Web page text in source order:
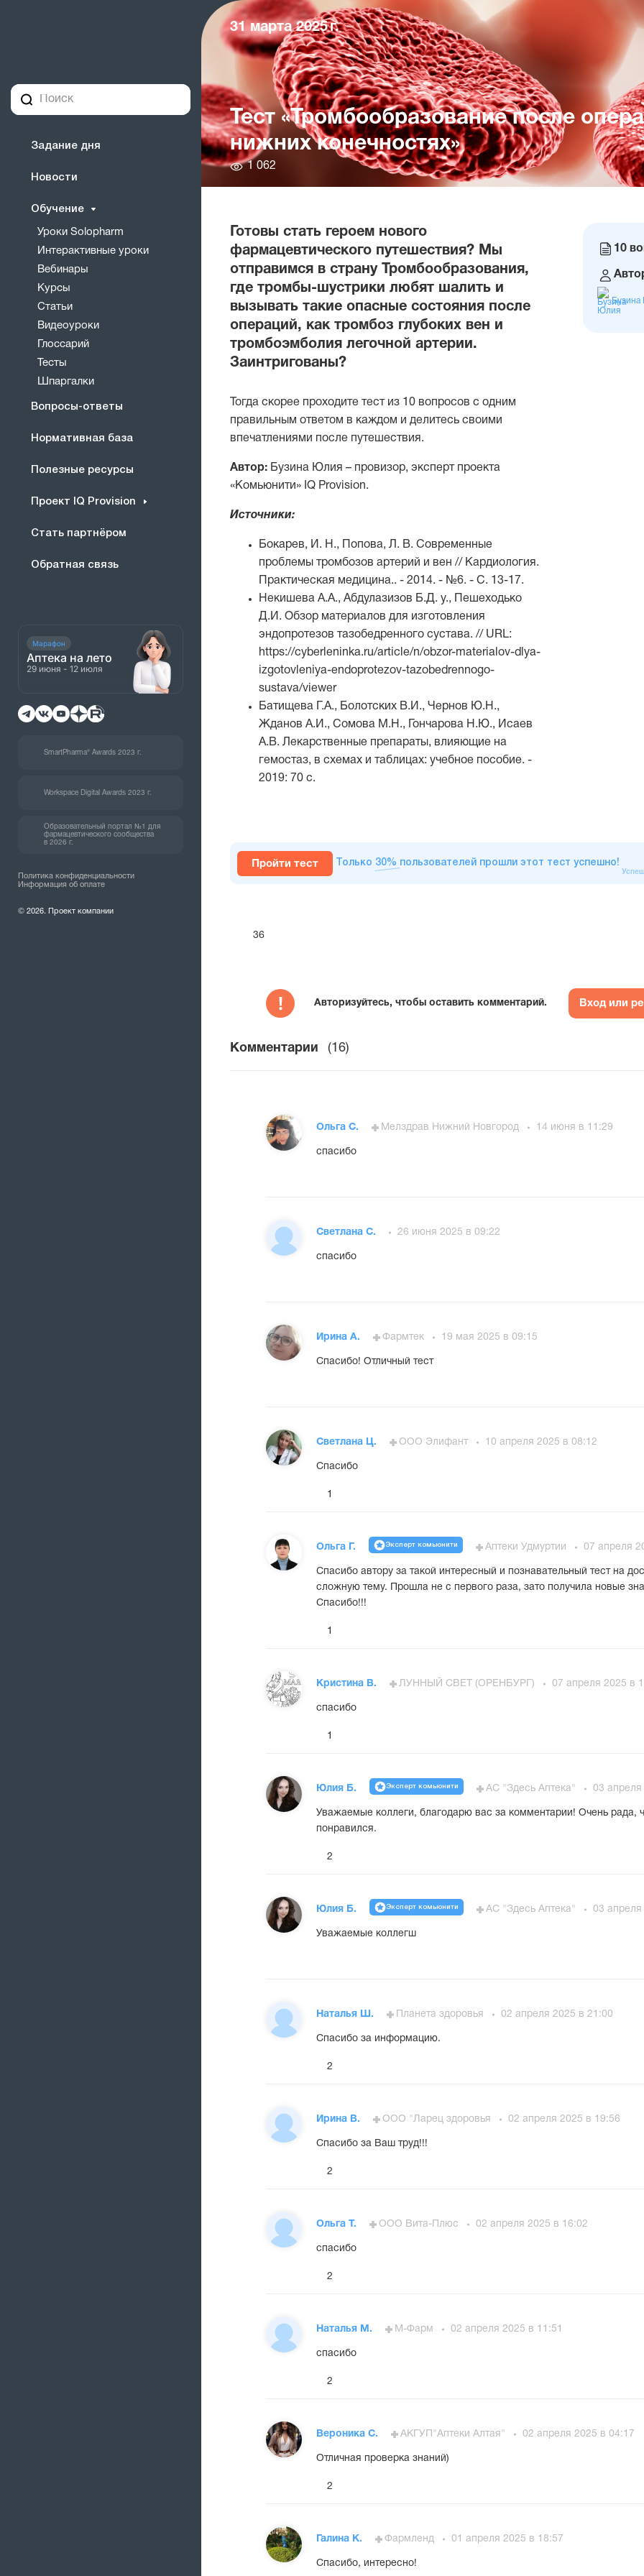
Задание дня
Новости
Обучение
Уроки Solopharm
Интерактивные уроки
Вебинары
Курсы
Статьи
Видеоуроки
Глоссарий
Тесты
Шпаргалки
Вопросы-ответы
Нормативная база
Полезные ресурсы
Проект IQ Provision
Стать партнёром
Обратная связь
Марафон
Аптека на лето
29 июня - 12 июля
SmartPharma® Awards 2023 г.
Workspace Digital Awards 2023 г.
Образовательный портал №1 для
фармацевтического сообщества
в 2026 г.
Политика конфиденциальности
Информация об оплате
© 2026. Проект компании
31 марта 2025 г.
Тест «Тромбообразование после
нижних конечностях»
Количество
1 062
Готовы стать героем нового
фармацевтического путешествия? Мы
отправимся в страну Тромбообразования,
где тромбы-шустрики любят шалить и
вызывать такие опасные состояния после
операций, как тромбоз глубоких вен и
тромбоэмболия легочной артерии.
Заинтригованы?
Тогда скорее проходите тест из 10 вопросов с одним
правильным ответом в каждом и делитесь своими
впечатлениями после путешествия.
Автор: Бузина Юлия – провизор, эксперт проекта
«Комьюнити» IQ Provision.
Источники:
Бокарев, И. Н., Попова, Л. В. Современные
проблемы тромбозов артерий и вен // Кардиология.
Практическая медицина.. - 2014. - №6. - С. 13-17.
Некишева А.А., Абдулазизов Б.Д. у., Пешеходько
Д.И. Обзор материалов для изготовления
эндопротезов тазобедренного сустава. // URL:
https://cyberleninka.ru/article/n/obzor-materialov-dlya-
izgotovleniya-endoprotezov-tazobedrennogo-
sustava/viewer
Батищева Г.А., Болотских В.И., Чернов Ю.Н.,
Жданов А.И., Сомова М.Н., Гончарова Н.Ю., Исаев
А.В. Лекарственные препараты, влияющие на
гемостаз, в схемах и таблицах: учебное пособие. -
2019: 70 с.
10
Бузина
Пройти тест Только 30% пользователей прошли этот тест успешно!
36
Авторизуйтесь, чтобы оставить комментарий. Вход или
Комментарии (16)
Ольга С. Мелздрав Нижний Новгород 14 июня в 11:29
спасибо
Светлана С. 26 июня 2025 в 09:22
спасибо
Ирина А. Фармтек 19 мая 2025 в 09:15
Спасибо! Отличный тест
Светлана Ц. ООО Элифант 10 апреля 2025 в 08:12
Спасибо
1
Ольга Г. Эксперт комьюнити Аптеки Удмуртии 07 апреля
Спасибо автору за такой интересный и познавательный тест на
сложную тему. Прошла не с первого раза, зато получила новые
Спасибо!!!
1
Кристина В. ЛУННЫЙ СВЕТ (ОРЕНБУРГ) 07 апреля 2025 в
спасибо
1
Юлия Б. Эксперт комьюнити АС "Здесь Аптека" 03 апреля
Уважаемые коллеги, благодарю вас за комментарии! Очень рада,
понравился.
2
Юлия Б. Эксперт комьюнити АС "Здесь Аптека" 03 апреля
Уважаемые коллегш
Наталья Ш. Планета здоровья 02 апреля 2025 в 21:00
Спасибо за информацию.
2
Ирина В. ООО "Ларец здоровья 02 апреля 2025 в 19:56
Спасибо за Ваш труд!!!
2
Ольга Т. ООО Вита-Плюс 02 апреля 2025 в 16:02
спасибо
2
Наталья М. М-Фарм 02 апреля 2025 в 11:51
спасибо
2
Вероника С. АКГУП"Аптеки Алтая" 02 апреля 2025 в 04:17
Отличная проверка знаний)
2
Галина К. Фармленд 01 апреля 2025 в 18:57
Спасибо, интересно!